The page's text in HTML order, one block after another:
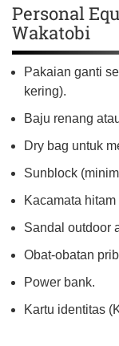
Personal
Wakatobi
Pakaian ganti
kering).
Baju renang
Dry bag untuk
Sunblock
Kacamata
Sandal outdoor
Obat-obatan
Power bank.
Kartu identitas